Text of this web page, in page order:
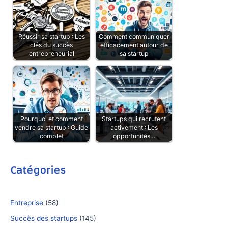
Réussir sa startup : Les
clés du succès
entrepreneurial
Comment communiquer
efficacement autour de
sa startup
Pourquoi et comment
vendre sa startup : Guide
complet
Startups qui recrutent
activement : Les
opportunités…
Catégories
Entreprise (58)
Succès des startups (145)